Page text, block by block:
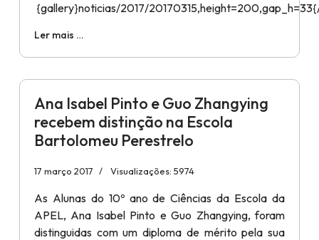
{gallery}noticias/2017/
Ler mais …
Ana Isabel Pinto e Guo Zhangying
recebem distinção na Escola
Bartolomeu Perestrelo
17 março 2017 Visualizações: 5974
As Alunas do 10º ano de Ciências da Escola da
APEL, Ana Isabel Pinto e Guo Zhangying, foram
distinguidas com um diploma de mérito pela sua